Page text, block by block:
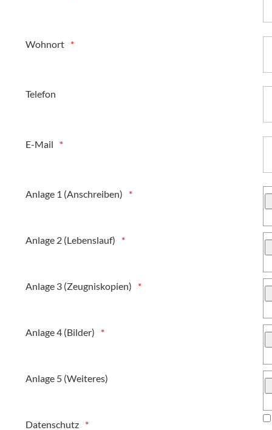
Wohnort
Telefon
E-Mail
Anlage 1 (Anschreiben)
Anlage 2 (Lebenslauf)
Anlage 3 (Zeugniskopien)
Anlage 4 (Bilder)
Anlage 5 (Weiteres)
Datenschutz